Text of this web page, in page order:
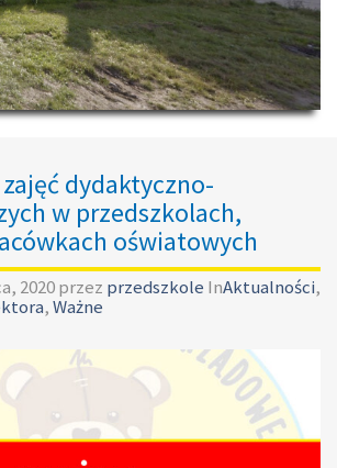
dydaktyczno-
w przedszkolach,
oświatowych
2020przez przedszkole InAktualności,
,Ważne